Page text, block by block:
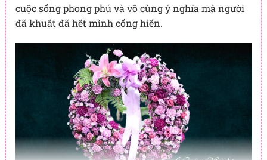
cuộc sống phong phú và vô cùng ý nghĩa mà người
đã khuất đã hết mình cống hiến.